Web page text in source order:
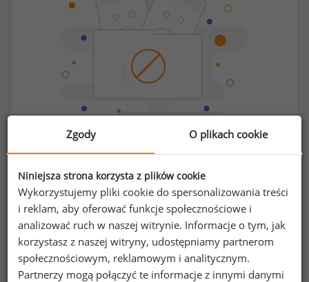
Chcesz porównać swoje zarobki z innymi?
Sprawdź ile powinieneś zarabiać
Zgody O plikach cookie
Niniejsza strona korzysta z plików cookie
Wykorzystujemy pliki cookie do spersonalizowania treści
i reklam, aby oferować funkcje społecznościowe i
analizować ruch w naszej witrynie. Informacje o tym, jak
korzystasz z naszej witryny, udostępniamy partnerom
społecznościowym, reklamowym i analitycznym.
Partnerzy mogą połączyć te informacje z innymi danymi